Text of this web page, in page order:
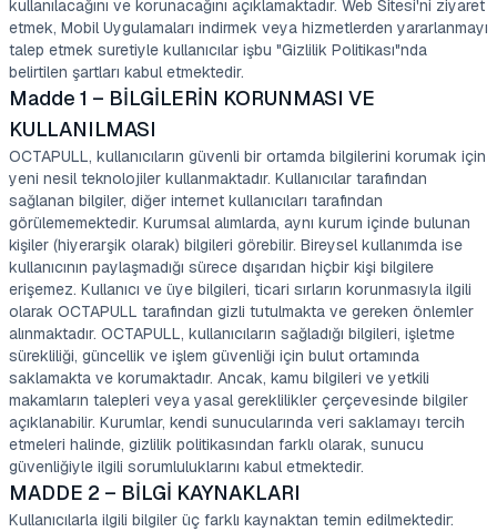
kullanılacağını ve korunacağını açıklamaktadır. Web Sitesi'ni ziyaret
etmek, Mobil Uygulamaları indirmek veya hizmetlerden yararlanmayı
talep etmek suretiyle kullanıcılar işbu "Gizlilik Politikası"nda
belirtilen şartları kabul etmektedir.
Madde 1 – BİLGİLERİN KORUNMASI VE
KULLANILMASI
OCTAPULL, kullanıcıların güvenli bir ortamda bilgilerini korumak için
yeni nesil teknolojiler kullanmaktadır. Kullanıcılar tarafından
sağlanan bilgiler, diğer internet kullanıcıları tarafından
görülememektedir. Kurumsal alımlarda, aynı kurum içinde bulunan
kişiler (hiyerarşik olarak) bilgileri görebilir. Bireysel kullanımda ise
kullanıcının paylaşmadığı sürece dışarıdan hiçbir kişi bilgilere
erişemez. Kullanıcı ve üye bilgileri, ticari sırların korunmasıyla ilgili
olarak OCTAPULL tarafından gizli tutulmakta ve gereken önlemler
alınmaktadır. OCTAPULL, kullanıcıların sağladığı bilgileri, işletme
sürekliliği, güncellik ve işlem güvenliği için bulut ortamında
saklamakta ve korumaktadır. Ancak, kamu bilgileri ve yetkili
makamların talepleri veya yasal gereklilikler çerçevesinde bilgiler
açıklanabilir. Kurumlar, kendi sunucularında veri saklamayı tercih
etmeleri halinde, gizlilik politikasından farklı olarak, sunucu
güvenliğiyle ilgili sorumluluklarını kabul etmektedir.
MADDE 2 – BİLGİ KAYNAKLARI
Kullanıcılarla ilgili bilgiler üç farklı kaynaktan temin edilmektedir: